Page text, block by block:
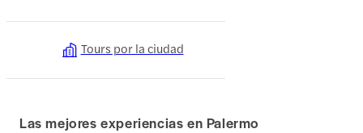
Tours por la ciudad
Las mejores experiencias en Palermo